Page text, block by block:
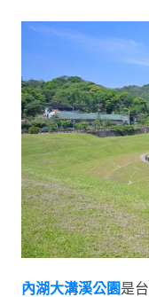
內湖大溝溪公園是